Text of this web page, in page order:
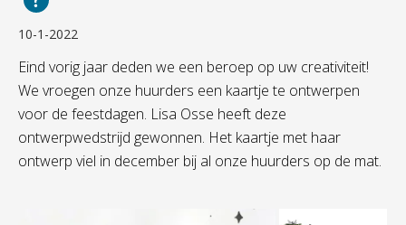
10-1-2022
Eind vorig jaar deden we een beroep op uw creativiteit!
We vroegen onze huurders een kaartje te ontwerpen
voor de feestdagen. Lisa Osse heeft deze
ontwerpwedstrijd gewonnen. Het kaartje met haar
ontwerp viel in december bij al onze huurders op de mat.